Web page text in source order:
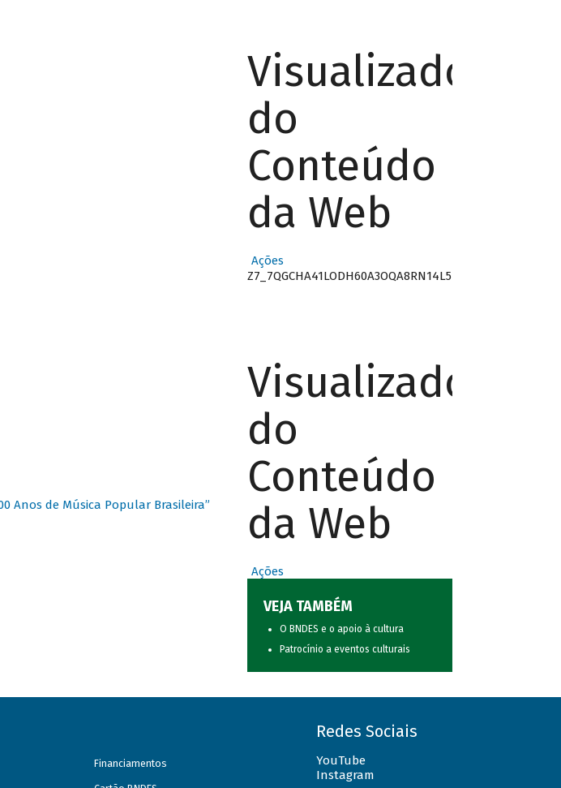
Anos de Música Popular Brasileira”
Visualizador
do
Conteúdo
da Web
Ações
Z7_7QGCHA41LODH60A3OQA8RN14L5
Visualizador
do
Conteúdo
da Web
Ações
VEJA TAMBÉM
O BNDES e o apoio à cultura
Patrocínio a eventos culturais
Financiamentos
Redes Sociais
YouTube
Instagram